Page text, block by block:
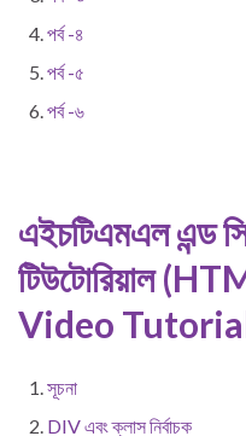
পর্ব -৪
পর্ব -৫
পর্ব -৬
এইচটিএমএল এন্ড
টিউটোরিয়াল
Video
সূচনা
DIV এবং ক্লাস নির্বাচক